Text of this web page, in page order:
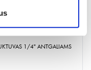
1/4" ANTGALIAMS